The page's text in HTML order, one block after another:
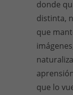
donde
distinta,
que
que lo